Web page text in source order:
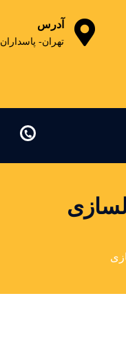
آدرس
تهران- پاسداران